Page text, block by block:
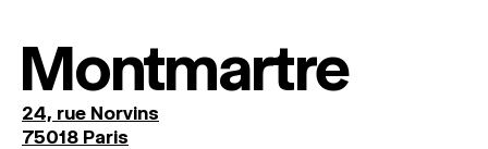
Montmartre
24, rue Norvins
75018 Paris